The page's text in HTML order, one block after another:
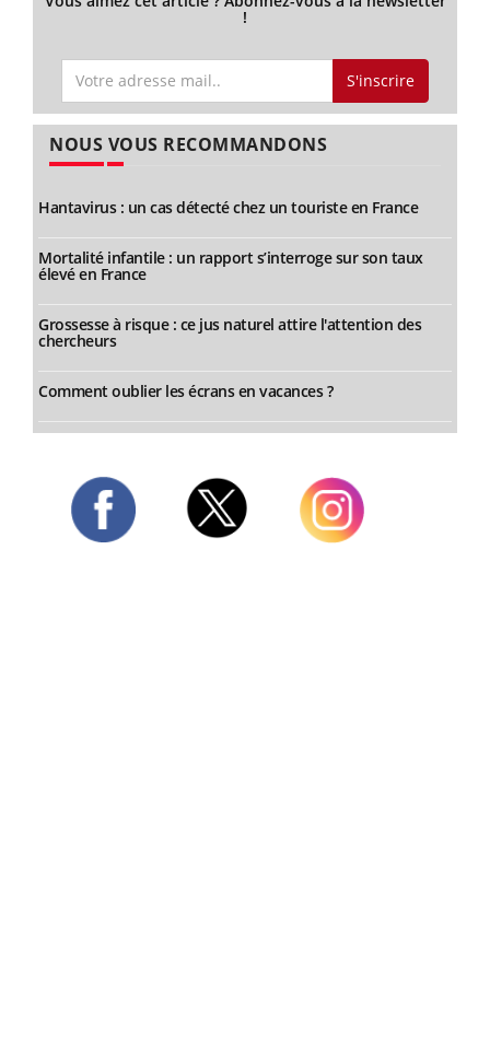
!
S'inscrire
NOUS VOUS RECOMMANDONS
Hantavirus : un cas détecté chez un touriste en France
Mortalité infantile : un rapport s’interroge sur son taux
élevé en France
Grossesse à risque : ce jus naturel attire l'attention des
chercheurs
Comment oublier les écrans en vacances ?